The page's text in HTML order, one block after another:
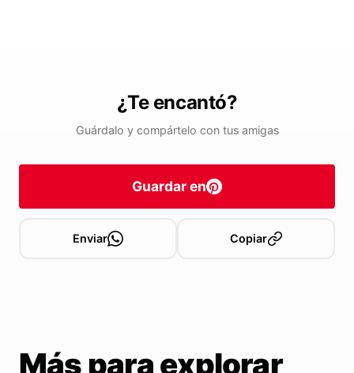
¿Te encantó?
Guárdalo y compártelo con tus amigas
Guardar en
Enviar Copiar
Más para explorar